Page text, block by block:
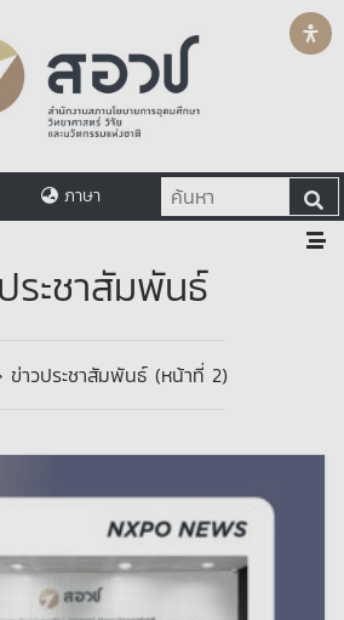
ภาษา
ระชาสัมพันธ์
ข่าวประชาสัมพันธ์(หน้าที่ 2)